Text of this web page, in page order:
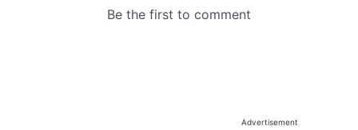
Advertisement